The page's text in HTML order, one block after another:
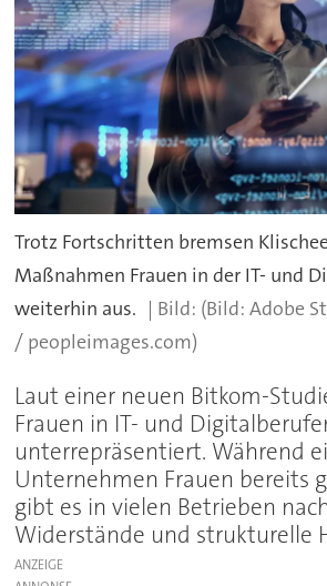
Trotz Fortschritten bremsen
Maßnahmen Frauen in der IT- und
weiterhin aus.
(Bild: Adobe
/ peopleimages.com)
Laut einer neuen Bitkom-
Frauen in IT- und
unterrepräsentiert. Während
Unternehmen Frauen bereits
gibt es in vielen Betrieben
Widerstände und strukturelle
ANZEIGE